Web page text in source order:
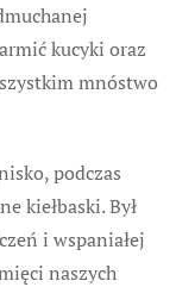
kucyki oraz
mnóstwo
podczas
kiełbaski. Był
i wspaniałej
naszych